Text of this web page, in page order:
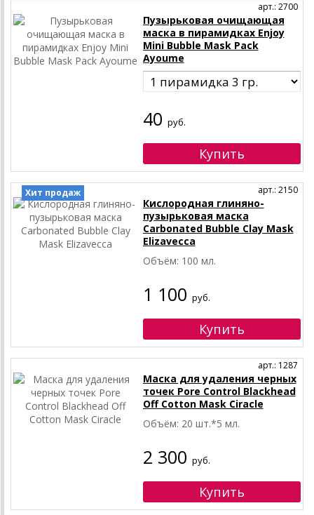
арт.: 2700
Пузырьковая очищающая
маска в пирамидках Enjoy
Mini Bubble Mask Pack
Ayoume
40 руб.
Хит продаж арт.: 2150
Кислородная глиняно-
пузырьковая маска
Carbonated Bubble Clay Mask
Elizavecca
Объём: 100 мл.
1 100 руб.
арт.: 1287
Маска для удаления черных
точек Pore Control Blackhead
Off Cotton Mask Ciracle
Объём: 20 шт.*5 мл.
2 300 руб.